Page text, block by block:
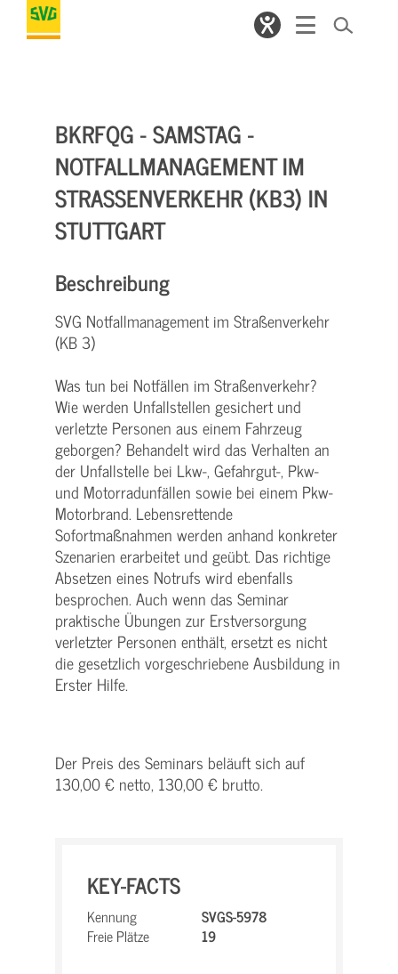
BKRFQG - SAMSTAG -
NOTFALLMANAGEMENT IM
STRASSENVERKEHR (KB3) IN S
TUTTGART
Beschreibung
SVG Notfallmanagement im Straßenverkehr
(KB 3)
Was tun bei Notfällen im Straßenverkehr?
Wie werden Unfallstellen gesichert und
verletzte Personen aus einem Fahrzeug
geborgen? Behandelt wird das Verhalten an
der Unfallstelle bei Lkw-, Gefahrgut-, Pkw-
und Motorradunfällen sowie bei einem Pkw-
Motorbrand. Lebensrettende
Sofortmaßnahmen werden anhand konkreter
Szenarien erarbeitet und geübt. Das richtige
Absetzen eines Notrufs wird ebenfalls
besprochen. Auch wenn das Seminar
praktische Übungen zur Erstversorgung
verletzter Personen enthält, ersetzt es nicht
die gesetzlich vorgeschriebene Ausbildung in
Erster Hilfe.
Der Preis des Seminars beläuft sich auf
130,00 € netto, 130,00 € brutto.
KEY-FACTS
Kennung
SVGS-5978
Freie Plätze
19